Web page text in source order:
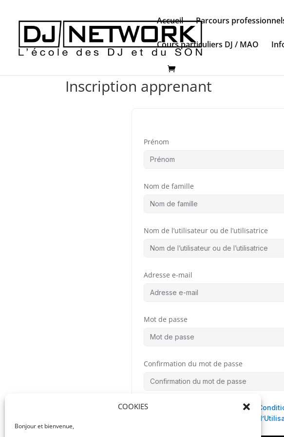
COOKIES
Bonjour et bienvenue,
Accueil Parcours
Cours particuliers DJ / MAO
Inscription apprenant
Prénom
Nom de famille
Nom de l’utilisateur ou de l’utilisatrice
Adresse e-mail
Mot de passe
Confirmation du mot de passe
By signing up, you agree to